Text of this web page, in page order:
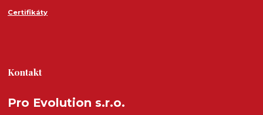
Certifikáty
Kontakt
Pro Evolution s.r.o.